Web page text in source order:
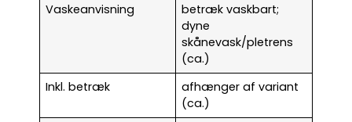
Vaskeanvisning
betræk vaskbart;
dyne
skånevask/pletrens
(ca.)
Inkl. betræk
afhænger af variant
(ca.)